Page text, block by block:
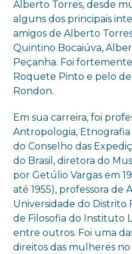
Alberto Torres, desde
alguns dos principais
amigos de Alberto
Quintino Bocaiúva,
Peçanha. Foi
Roquete Pinto e pelo
Rondon.
Em sua carreira, foi
Antropologia,
do Conselho das
do Brasil, diretora do
por Getúlio Vargas em
até 1955), professora de
Universidade do Distrito
de Filosofia do Instituto
entre outros. Foi uma
direitos das mulheres